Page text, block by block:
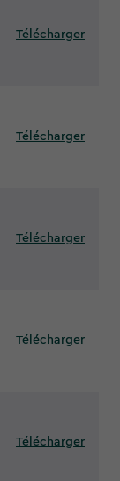
Télécharger
Télécharger
Télécharger
Télécharger
Télécharger